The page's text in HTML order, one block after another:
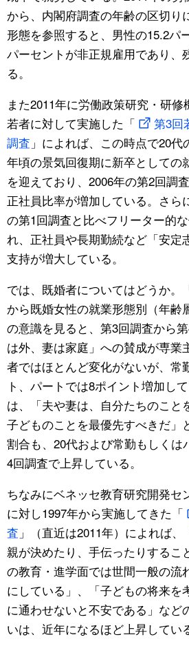
から、内閣府調査の年齢の区切り
形態を参照すると、男性の15.2パ
パーセントが非正規雇用であり、
る。
また2011年に労働政策研究・研
若者に対して実施した「
第3回
調査 」によれば、この時点で20代
年頃の景気回復期に新卒としての
を迎えており、2006年の第2回調
正社員比率が増加している。さら
の第1回調査と比べフリーター的
れ、正社員や長期勤続など「安定
支持が増大している。
では、既婚者についてはどうか。
から既婚女性の就業形態別（年齢
の意識を見ると、第3回調査から
は外、妻は家庭」への賛成が専業
者ではほとんど変化がないが、常
ト、パートでは8ポイント増加し
は、「夫や妻は、自分たちのこと
子どものことを最優先すべきだ」
割合も、20代および常勤もしくは
4回調査で上昇している。
ちなみにベネッセ教育研究開発セ
に対し1997年から実施してきた「
査 」（直近は2011年）によれば
親が決めたり、手伝ったりするこ
の教育・進学面では世間一般の流
にしている」、「子どもの将来を
に通わせないと不安である」など
いは、近年になるほど上昇してい